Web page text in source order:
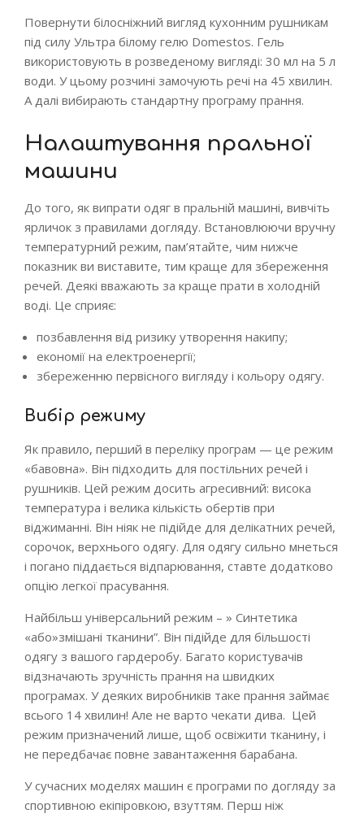
Повернути білосніжний вигляд кухонним рушникам
під силу Ультра білому гелю Domestos. Гель
використовують в розведеному вигляді: 30 мл на 5 л
води. У цьому розчині замочують речі на 45 хвилин.
А далі вибирають стандартну програму прання.
Налаштування пральної
машини
До того, як випрати одяг в пральній машині, вивчіть
ярличок з правилами догляду. Встановлюючи вручну
температурний режим, пам’ятайте, чим нижче
показник ви виставите, тим краще для збереження
речей. Деякі вважають за краще прати в холодній
воді. Це сприяє:
позбавлення від ризику утворення накипу;
економії на електроенергії;
збереженню первісного вигляду і кольору одягу.
Вибір режиму
Як правило, перший в переліку програм — це режим
«бавовна». Він підходить для постільних речей і
рушників. Цей режим досить агресивний: висока
температура і велика кількість обертів при
віджиманні. Він ніяк не підійде для делікатних речей,
сорочок, верхнього одягу. Для одягу сильно мнеться
і погано піддається відпарювання, ставте додатково
опцію легкої прасування.
Найбільш універсальний режим – » Синтетика
«або»змішані тканини”. Він підійде для більшості
одягу з вашого гардеробу. Багато користувачів
відзначають зручність прання на швидких
програмах. У деяких виробників таке прання займає
всього 14 хвилин! Але не варто чекати дива. Цей
режим призначений лише, щоб освіжити тканину, і
не передбачає повне завантаження барабана.
У сучасних моделях машин є програми по догляду за
спортивною екіпіровкою, взуттям. Перш ніж